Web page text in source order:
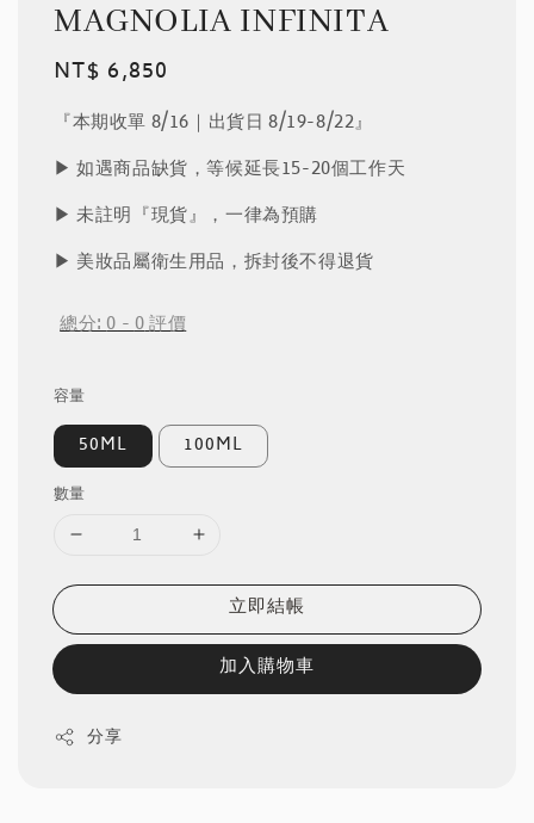
MAGNOLIA INFINITA
Regular
price
NT$ 6,850
『本期收單 8/16｜出貨日 8/19-8/22』
▶︎ 如遇商品缺貨，等候延長15-20個工作天
▶︎ 未註明『現貨』，一律為預購
▶︎ 美妝品屬衛生用品，拆封後不得退貨
總分:0-0評價
容量
50ML 100ML
數量
立即結帳
加入購物車
分享